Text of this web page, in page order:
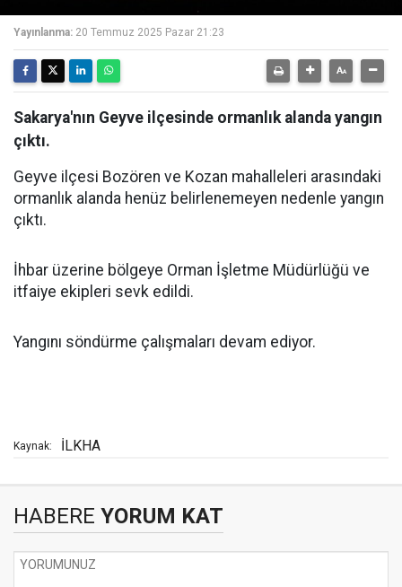
Yayınlanma: 20 Temmuz 2025 Pazar 21:23
Sakarya'nın Geyve ilçesinde ormanlık alanda yangın
çıktı.
Geyve ilçesi Bozören ve Kozan mahalleleri arasındaki
ormanlık alanda henüz belirlenemeyen nedenle yangın
çıktı.
İhbar üzerine bölgeye Orman İşletme Müdürlüğü ve
itfaiye ekipleri sevk edildi.
Yangını söndürme çalışmaları devam ediyor.
Kaynak: İLKHA
HABERE YORUM KAT